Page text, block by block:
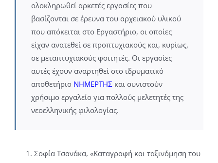
ολοκληρωθεί αρκετές εργασίες που
βασίζονται σε έρευνα του αρχειακού υλικού
που απόκειται στο Εργαστήριο, οι οποίες
είχαν ανατεθεί σε προπτυχιακούς και, κυρίως,
σε μεταπτυχιακούς φοιτητές. Οι εργασίες
αυτές έχουν αναρτηθεί στο ιδρυματικό
αποθετήριο ΝΗΜΕΡΤΗΣ και συνιστούν
χρήσιμο εργαλείο για πολλούς μελετητές της
νεοελληνικής φιλολογίας.
Σοφία Τσανάκα, «Καταγραφή και ταξινόμηση του